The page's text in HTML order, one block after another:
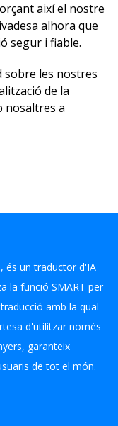
així el nostre
alhora que
segur i fiable.
sobre les nostres
de la
nosaltres a
és un traductor d'IA
la funció SMART per
amb la qual
d'utilitzar només
garanteix
de tot el món.